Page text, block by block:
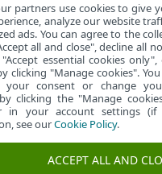
partners use cookies to give
analyze our website
ads. You can agree to the
all and close", decline all
essential cookies
clicking "Manage cookies".
your consent or change
clicking the "Manage
in your account settings (if
see ourCookie Policy.
ACCEPT ALL AND